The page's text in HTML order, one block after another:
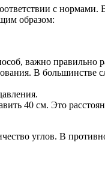
с
образом:
важно правильно
В большинстве
40 см. Это
углов. В